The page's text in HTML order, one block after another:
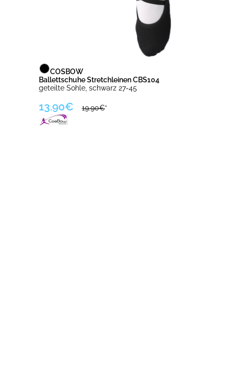
COSBOW
Ballettschuhe Stretchleinen CBS104
geteilte Sohle, schwarz 27-45
13.90€ 19.90€*